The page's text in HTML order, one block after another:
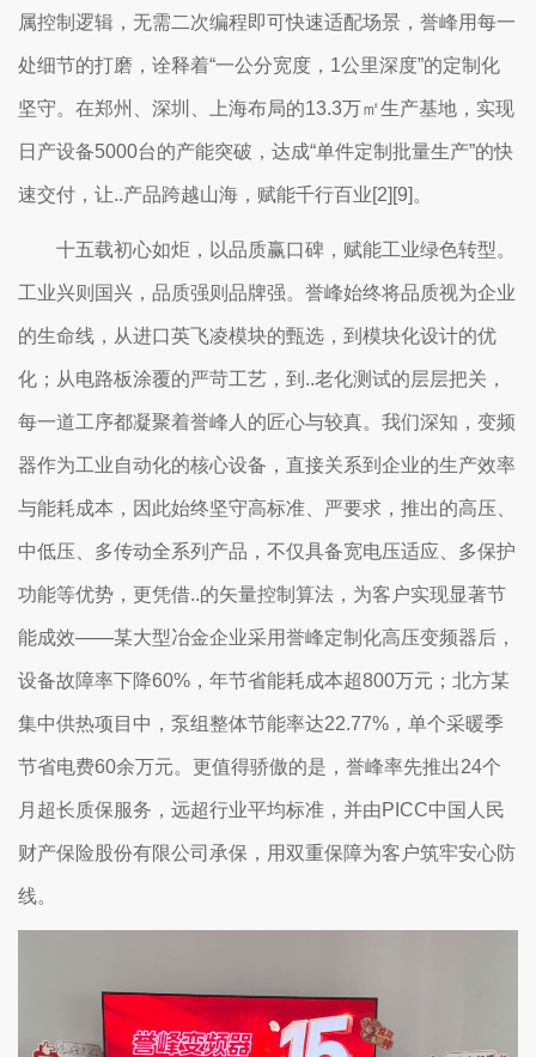
属控制逻辑，无需二次编程即可快速适配场景，誉峰用每一
处细节的打磨，诠释着“一公分宽度，1公里深度”的定制化
坚守。在郑州、深圳、上海布局的13.3万㎡生产基地，实现
日产设备5000台的产能突破，达成“单件定制批量生产”的快
速交付，让..产品跨越山海，赋能千行百业[2][9]。
十五载初心如炬，以品质赢口碑，赋能工业绿色转型。
工业兴则国兴，品质强则品牌强。誉峰始终将品质视为企业
的生命线，从进口英飞凌模块的甄选，到模块化设计的优
化；从电路板涂覆的严苛工艺，到..老化测试的层层把关，
每一道工序都凝聚着誉峰人的匠心与较真。我们深知，变频
器作为工业自动化的核心设备，直接关系到企业的生产效率
与能耗成本，因此始终坚守高标准、严要求，推出的高压、
中低压、多传动全系列产品，不仅具备宽电压适应、多保护
功能等优势，更凭借..的矢量控制算法，为客户实现显著节
能成效——某大型冶金企业采用誉峰定制化高压变频器后，
设备故障率下降60%，年节省能耗成本超800万元；北方某
集中供热项目中，泵组整体节能率达22.77%，单个采暖季
节省电费60余万元。更值得骄傲的是，誉峰率先推出24个
月超长质保服务，远超行业平均标准，并由PICC中国人民
财产保险股份有限公司承保，用双重保障为客户筑牢安心防
线。